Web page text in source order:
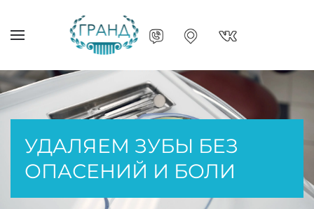
УДАЛЯЕМ ЗУБЫ БЕЗ
ОПАСЕНИЙ И БОЛИ